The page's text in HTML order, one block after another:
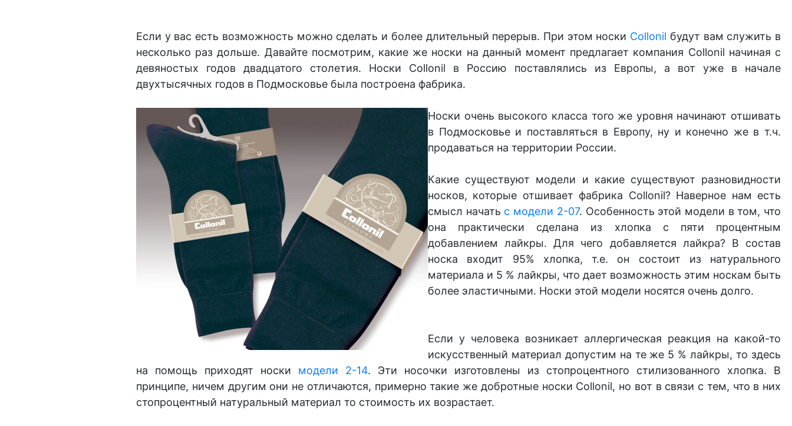
Если у вас есть возможность можно сделать и более длительный перерыв. При этом носки Collonil будут вам служить в
несколько раз дольше. Давайте посмотрим, какие же носки на данный момент предлагает компания Collonil начиная с
девяностых годов двадцатого столетия. Носки Collonil в Россию поставлялись из Европы, а вот уже в начале
двухтысячных годов в Подмосковье была построена фабрика.
Носки очень высокого класса того же уровня начинают отшивать
в Подмосковье и поставляться в Европу, ну и конечно же в т.ч.
продаваться на территории России.
Какие существуют модели и какие существуют разновидности
носков, которые отшивает фабрика Collonil? Наверное нам есть
смысл начать с модели 2-07. Особенность этой модели в том, что
она практически сделана из хлопка с пяти процентным
добавлением лайкры. Для чего добавляется лайкра? В состав
носка входит 95% хлопка, т.е. он состоит из натурального
материала и 5 % лайкры, что дает возможность этим носкам быть
более эластичными. Носки этой модели носятся очень долго.
Если у человека возникает аллергическая реакция на какой-то
искусственный материал допустим на те же 5 % лайкры, то здесь
на помощь приходят носки
модели 2-14. Эти носочки изготовлены из стопроцентного стилизованного хлопка. В
принципе, ничем другим они не отличаются, примерно такие же добротные носки Collonil, но вот в связи с тем, что в них
стопроцентный натуральный материал то стоимость их возрастает.